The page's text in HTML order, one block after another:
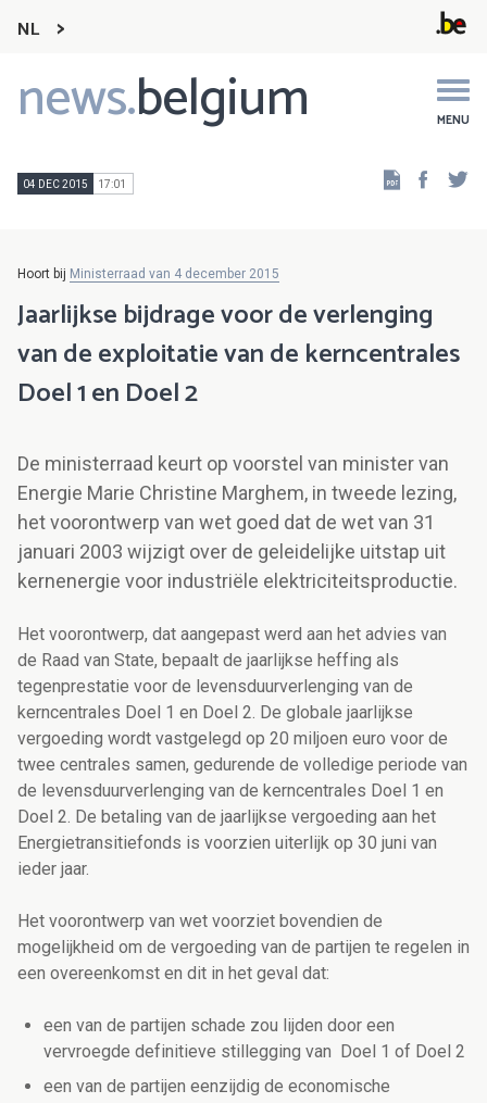
NL
news.belgium MENU
Main
navigation
04 DEC 2015 17:01
Hoort bij Ministerraad van 4 december 2015
Jaarlijkse bijdrage voor de verlenging
van de exploitatie van de kerncentrales
Doel 1 en Doel 2
De ministerraad keurt op voorstel van minister van
Energie Marie Christine Marghem, in tweede lezing,
het voorontwerp van wet goed dat de wet van 31
januari 2003 wijzigt over de geleidelijke uitstap uit
kernenergie voor industriële elektriciteitsproductie.
Het voorontwerp, dat aangepast werd aan het advies van
de Raad van State, bepaalt de jaarlijkse heffing als
tegenprestatie voor de levensduurverlenging van de
kerncentrales Doel 1 en Doel 2. De globale jaarlijkse
vergoeding wordt vastgelegd op 20 miljoen euro voor de
twee centrales samen, gedurende de volledige periode van
de levensduurverlenging van de kerncentrales Doel 1 en
Doel 2. De betaling van de jaarlijkse vergoeding aan het
Energietransitiefonds is voorzien uiterlijk op 30 juni van
ieder jaar.
Het voorontwerp van wet voorziet bovendien de
mogelijkheid om de vergoeding van de partijen te regelen in
een overeenkomst en dit in het geval dat:
een van de partijen schade zou lijden door een
vervroegde definitieve stillegging van Doel 1 of Doel 2
een van de partijen eenzijdig de economische